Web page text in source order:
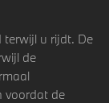
terwijl u rijdt. De
de
voordat de